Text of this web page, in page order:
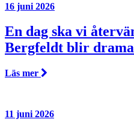
16 juni 2026
En dag ska vi
Bergfeldt blir
Läs mer
11 juni 2026